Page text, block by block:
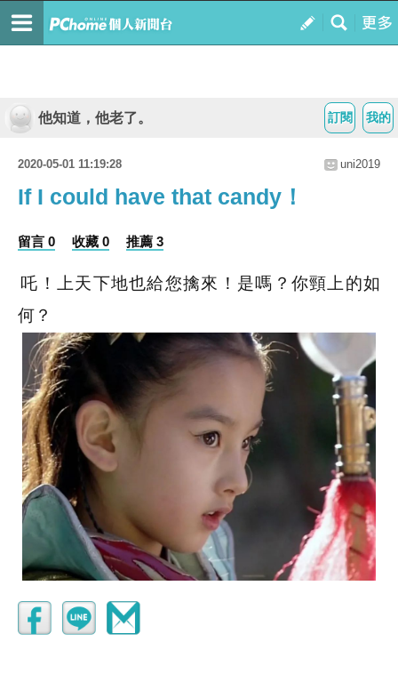
我的
訂閱
他知道，他老了。
2020-05-01 11:19:28 uni2019
If I could have that candy！
留言 0 收藏 0 推薦 3
吒！上天下地也給您擒來！是嗎？你頸上的如
何？